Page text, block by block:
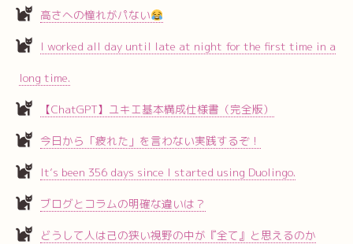
高さへの憧れがパない
I worked all day until late at night for the first time in a
long time.
【ChatGPT】ユキエ基本構成仕様書（完全版）
今日から「疲れた」を言わない実践するぞ！
It’s been 356 days since I started using Duolingo.
ブログとコラムの明確な違いは？
どうして人は己の狭い視野の中が『全て』と思えるのか